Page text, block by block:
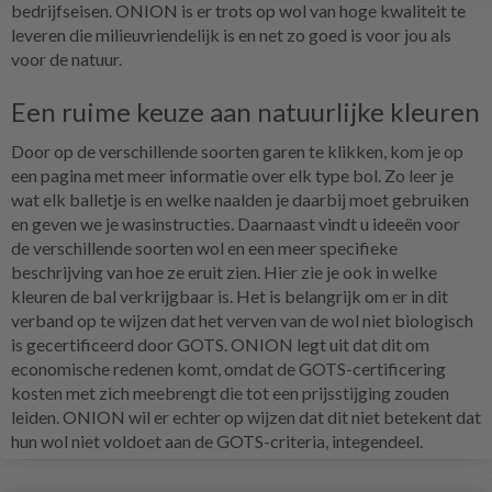
bedrijfseisen. ONION is er trots op wol van hoge kwaliteit te
leveren die milieuvriendelijk is en net zo goed is voor jou als
voor de natuur.
Een ruime keuze aan natuurlijke kleuren
Door op de verschillende soorten garen te klikken, kom je op
een pagina met meer informatie over elk type bol. Zo leer je
wat elk balletje is en welke naalden je daarbij moet gebruiken
en geven we je wasinstructies. Daarnaast vindt u ideeën voor
de verschillende soorten wol en een meer specifieke
beschrijving van hoe ze eruit zien. Hier zie je ook in welke
kleuren de bal verkrijgbaar is. Het is belangrijk om er in dit
verband op te wijzen dat het verven van de wol niet biologisch
is gecertificeerd door GOTS. ONION legt uit dat dit om
economische redenen komt, omdat de GOTS-certificering
kosten met zich meebrengt die tot een prijsstijging zouden
leiden. ONION wil er echter op wijzen dat dit niet betekent dat
hun wol niet voldoet aan de GOTS-criteria, integendeel.